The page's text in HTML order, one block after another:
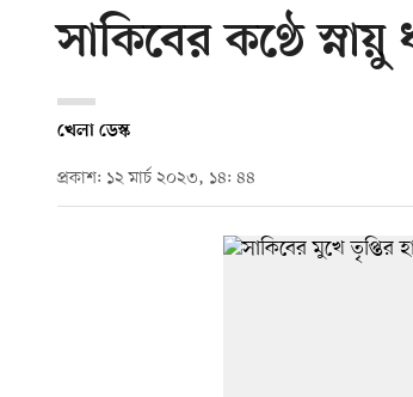
সাকিবের কণ্ঠে স্নায়ু
খেলা ডেস্ক
প্রকাশ: ১২ মার্চ ২০২৩, ১৪: ৪৪